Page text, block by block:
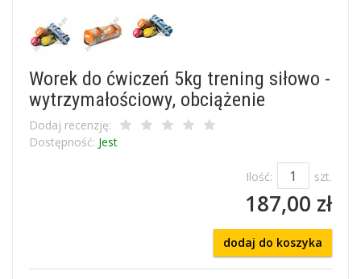
Worek do ćwiczeń 5kg trening siłowo -
wytrzymałościowy, obciążenie
Dodaj recenzję:
Dostępność: Jest
Ilość: szt.
187,00 zł
dodaj do koszyka